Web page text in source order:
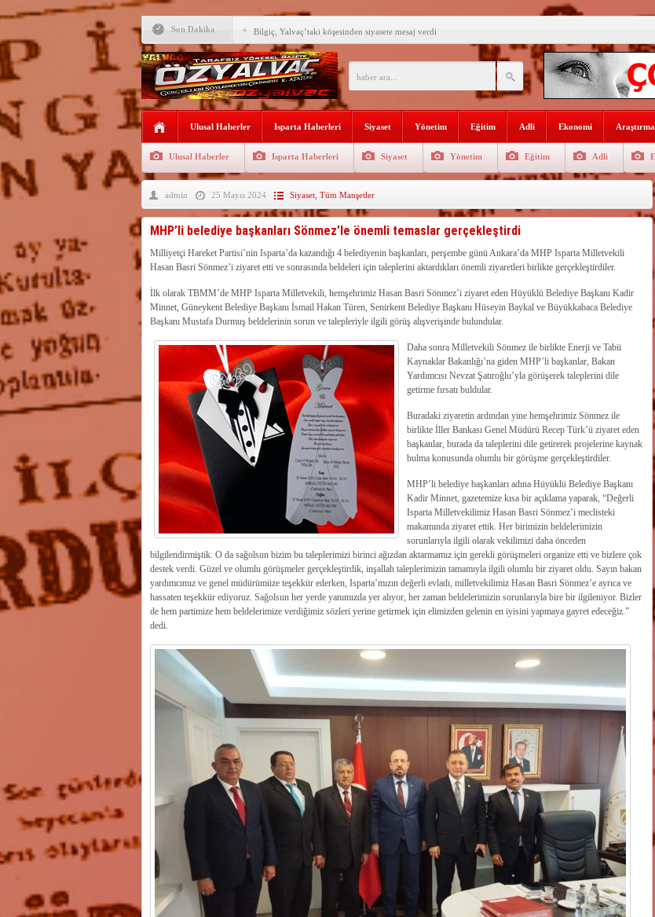
Son Dakika Bilgiç, Yalvaç’taki köşesinden siyasete mesaj verdi
Tunçbilek: “Ekmek Zammının Sorumlusu Fırıncı Değil,
Hükümettir”
Süreyya Sadi Bilgiç’ten Başkan Kodal’a ziyaret
Festivalde sünnet şöleni gerçekleştirildi
Arıcılara 3 yılda 1900 kovan dağıtıldı
Yalvaç’ta ekmek 20 TL oluyor
62 BİN ÖĞRENCİNİN YAŞADIĞI KENTTE
MEMNUNİYET GERİLEDİ
Isparta dahil 52 ilde suç örgütlerini öven paylaşımlara 216
gözaltı
zamankinden daha kritik…
Ulusal Haberler Isparta Haberleri Siyaset Yönetim Eğitim Adli Ekonomi Araştırma
Ulusal Haberler Isparta Haberleri Siyaset Yönetim Eğitim Adli
admin 25 Mayıs 2024 Siyaset, Tüm Manşetler
MHP’li belediye başkanları Sönmez’le önemli temaslar gerçekleştirdi
Milliyetçi Hareket Partisi’nin Isparta’da kazandığı 4 belediyenin başkanları, perşembe günü Ankara’da MHP Isparta Milletvekili
Hasan Basri Sönmez’i ziyaret etti ve sonrasında beldeleri için taleplerini aktardıkları önemli ziyaretleri birlikte gerçekleştirdiler.
İlk olarak TBMM’de MHP Isparta Milletvekili, hemşehrimiz Hasan Basri Sönmez’i ziyaret eden Hüyüklü Belediye Başkanı Kadir
Minnet, Güneykent Belediye Başkanı İsmail Hakan Türen, Senirkent Belediye Başkanı Hüseyin Baykal ve Büyükkabaca Belediye
Başkanı Mustafa Durmuş beldelerinin sorun ve talepleriyle ilgili görüş alışverişinde bulundular.
Daha sonra Milletvekili Sönmez ile birlikte Enerji ve Tabii
Kaynaklar Bakanlığı’na giden MHP’li başkanlar, Bakan
Yardımcısı Nevzat Şatıroğlu’yla görüşerek taleplerini dile
getirme fırsatı buldular.
Buradaki ziyaretin ardından yine hemşehrimiz Sönmez ile
birlikte İller Bankası Genel Müdürü Recep Türk’ü ziyaret eden
başkanlar, burada da taleplerini dile getirerek projelerine kaynak
bulma konusunda olumlu bir görüşme gerçekleştirdiler.
MHP’li belediye başkanları adına Hüyüklü Belediye Başkanı
Kadir Minnet, gazetemize kısa bir açıklama yaparak, “Değerli
Isparta Milletvekilimiz Hasan Basri Sönmez’i meclisteki
makamında ziyaret ettik. Her birimizin beldelerimizin
sorunlarıyla ilgili olarak vekilimizi daha önceden
bilgilendirmiştik. O da sağolsun bizim bu taleplerimizi birinci ağızdan aktarmamız için gerekli görüşmeleri organize etti ve bizlere çok
destek verdi. Güzel ve olumlu görüşmeler gerçekleştirdik, inşallah taleplerimizin tamamıyla ilgili olumlu bir ziyaret oldu. Sayın bakan
yardımcımız ve genel müdürümüze teşekkür ederken, Isparta’mızın değerli evladı, milletvekilimiz Hasan Basri Sönmez’e ayrıca ve
hassaten teşekkür ediyoruz. Sağolsun her yerde yanımızda yer alıyor, her zaman beldelerimizin sorunlarıyla bire bir ilgileniyor. Bizler
de hem partimize hem beldelerimize verdiğimiz sözleri yerine getirmek için elimizden gelenin en iyisini yapmaya gayret edeceğiz.”
dedi.